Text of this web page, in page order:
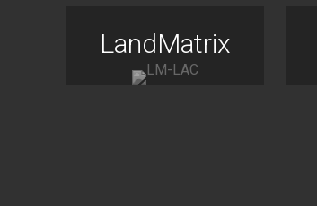
LandMatrix